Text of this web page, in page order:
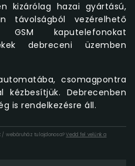
kizárólag hazai gyártású,
távolságból vezérelhető
GSM kaputelefonokat
debreceni üzemben
csomagpontra
kézbesítjük. Debrecenben
is rendelkezésre áll.
/ webáruház tulajdonosa?Vedd fel velünk a